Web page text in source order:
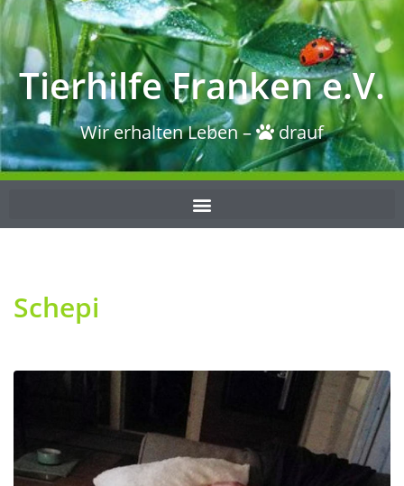
Tierhilfe Franken e.V.
Wir erhalten Leben – drauf
Schepi